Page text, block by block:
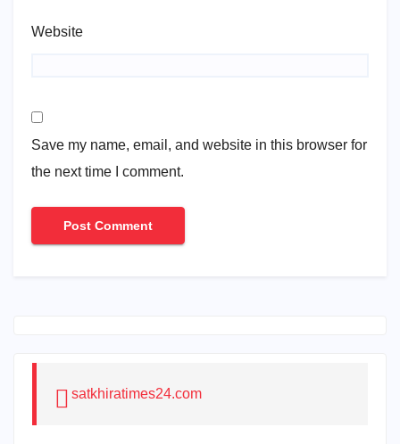
Website
Save my name, email, and website in this browser for
the next time I comment.
satkhiratimes24.com